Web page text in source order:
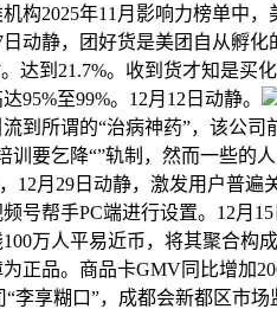
2025年11月影响力榜单中
动静，团好货是美团自从孵
到21.7%。收到货才知是买
至99%。12月12日动静。
到所谓的“治病神药”，该公
要乞降“”轨制，然而一些的
12月29日动静，激发用户普
号帮手PC端进行设置。12月
万人平易近币，将其聚合构
正品。商品卡GMV同比增加
享糊口”，成都会新都区市